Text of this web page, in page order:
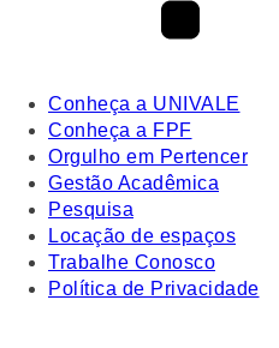
Conheça a UNIVALE
Conheça a FPF
Orgulho em Pertencer
Gestão Acadêmica
Pesquisa
Locação de espaços
Trabalhe Conosco
Política de Privacidade